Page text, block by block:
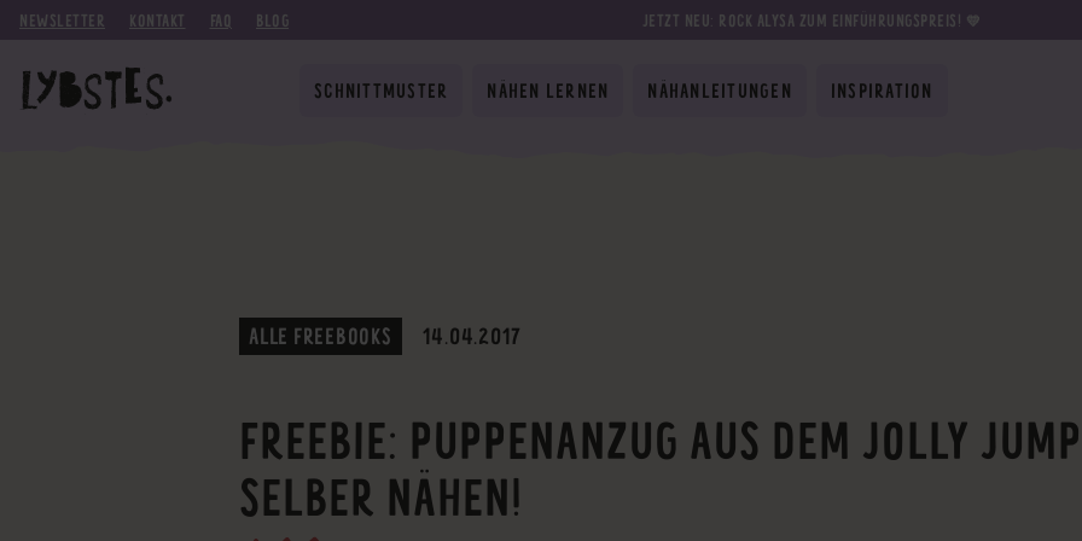
NEWSLETTER KONTAKT FAQ BLOG JETZT NEU: ROCK ALYSA ZUM EINFÜHRUNGSPREIS! 💛
SCHNITTMUSTER NÄHEN LERNEN NÄHANLEITUNGEN INSPIRATION
ALLE FREEBOOKS 14.04.2017
FREEBIE: PUPPENANZUG AUS DEM JOLLY
SELBER NÄHEN!